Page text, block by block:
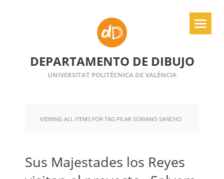
DEPARTAMENTO DE DIBUJO
UNIVERSITAT POLITÉCNICA DE VALÉNCIA
VIEWING ALL ITEMS FOR TAG PILAR SORIANO SANCHO
Sus Majestades los Reyes